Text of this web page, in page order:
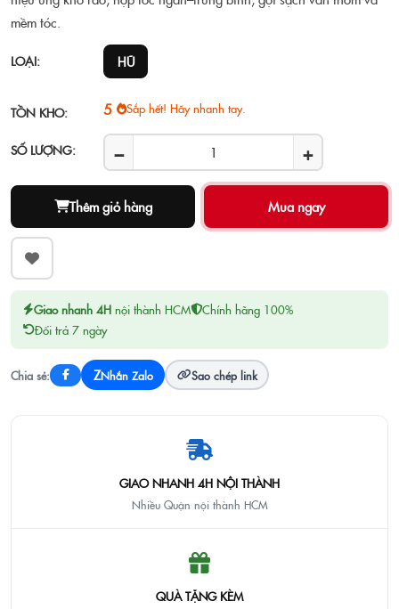
mềm tóc.
LOẠI: HŨ
TỒN KHO: 5 Sắp hết! Hãy nhanh tay.
SỐ LƯỢNG: − +
Thêm giỏ hàng
Giao nhanh 4H nội thành HCM
Chính hãng 100%
Đổi trả 7 ngày
Chia sẻ: ZNhắn Zalo Sao chép link
GIAO NHANH 4H NỘI THÀNH
Nhiều Quận nội thành HCM
QUÀ TẶNG KÈM